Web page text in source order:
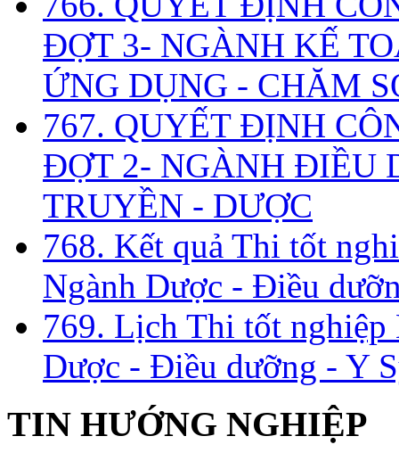
ĐỢT 3- NGÀNH KẾ
ỨNG DỤNG - CHĂM
767. QUYẾT ĐỊNH
ĐỢT 2- NGÀNH ĐIỀU
TRUYỀN - DƯỢC
768. Kết quả Thi tốt
Ngành Dược - Điều
769. Lịch Thi tốt
Dược - Điều dưỡng - Y
TIN HƯỚNG NGHIỆP